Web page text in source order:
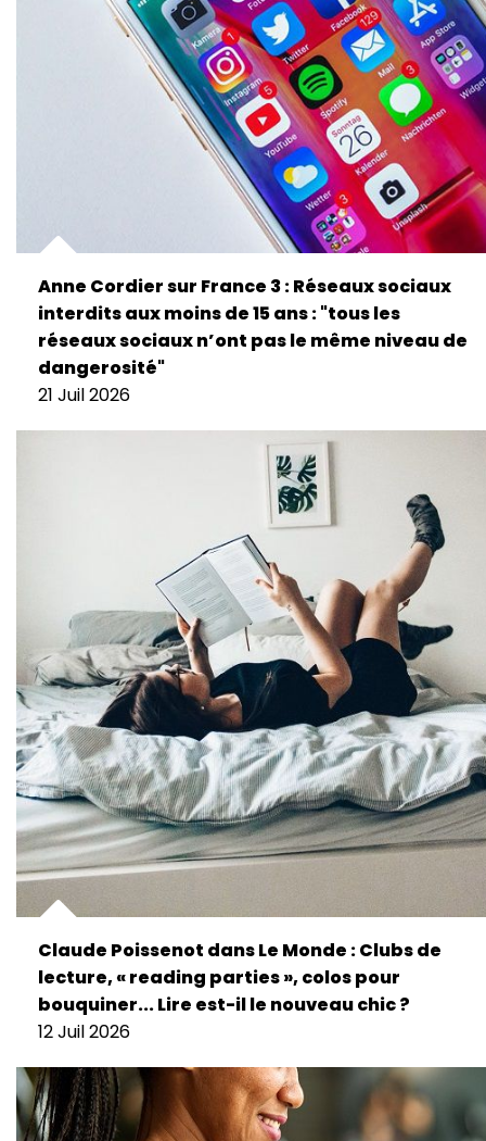
Anne Cordier sur France 3 : Réseaux sociaux
interdits aux moins de 15 ans : "tous les
réseaux sociaux n’ont pas le même niveau de
dangerosité"
21 Juil 2026
Claude Poissenot dans Le Monde : Clubs de
lecture, « reading parties », colos pour
bouquiner... Lire est-il le nouveau chic ?
12 Juil 2026